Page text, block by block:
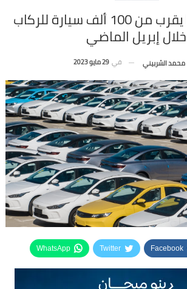
الصين تبيع ما يقرب من 100 ألف سيارة للركاب
خلال إبريل الماضي
محمد الشربيني في 29 مايو 2023
Facebook
Twitter
WhatsApp